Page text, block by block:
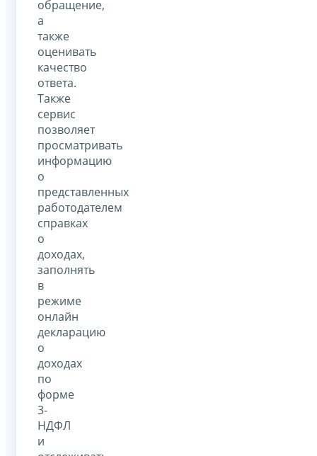
обращение,
а
также
оценивать
качество
ответа.
Также
сервис
позволяет
просматривать
информацию
о
представленных
работодателем
справках
о
доходах,
заполнять
в
режиме
онлайн
декларацию
о
доходах
по
форме
3-
НДФЛ
и